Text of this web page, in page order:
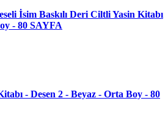
İsim Baskılı Deri Ciltli Yasin Kitabı
- 80 SAYFA
- Desen 2 - Beyaz - Orta Boy - 80